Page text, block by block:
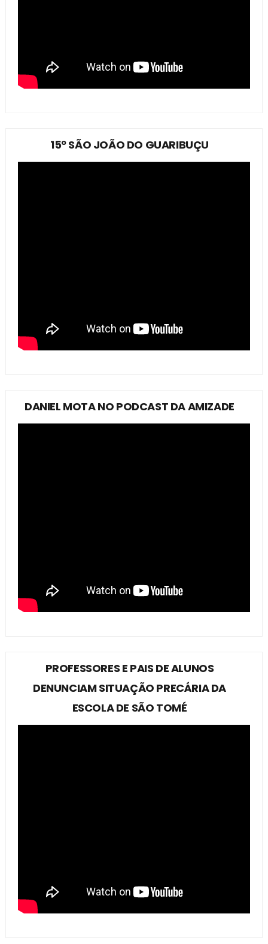
15º SÃO JOÃO DO GUARIBUÇU
DANIEL MOTA NO PODCAST DA AMIZADE
PROFESSORES E PAIS DE ALUNOS
DENUNCIAM SITUAÇÃO PRECÁRIA DA
ESCOLA DE SÃO TOMÉ